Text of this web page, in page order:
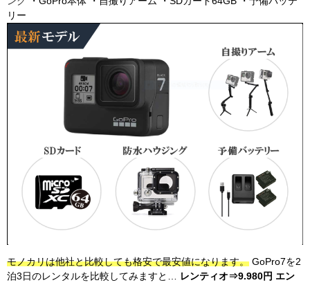
リー
モノカリは他社と比較しても格安で最安値になります。 GoPro7を2
泊3日のレンタルを比較してみますと…
レンティオ⇒9.980円 エン